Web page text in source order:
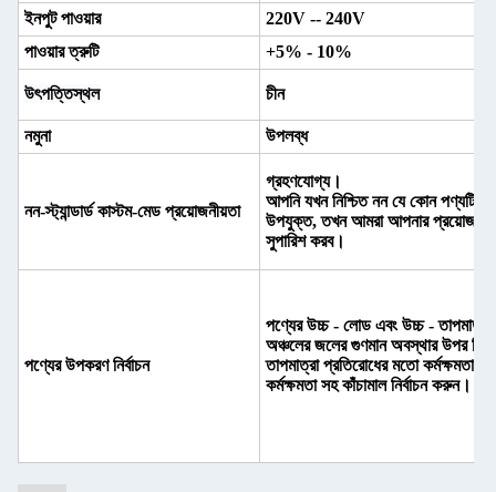
ইনপুট পাওয়ার
220V -- 240V
পাওয়ার ত্রুটি
+5% - 10%
উৎপত্তিস্থল চীন
নমুনা উপলব্ধ
নন-স্ট্যান্ডার্ড কাস্টম-মেড প্রয়োজনীয়তা
গ্রহণযোগ্য।
আপনি যখন নিশ্চিত নন যে কোন পণ্যটি
উপযুক্ত, তখন আমরা আপনার প্রয়োজন
সুপারিশ করব।
পণ্যের উপকরণ নির্বাচন
পণ্যের উচ্চ - লোড এবং উচ্চ - তাপমাত্রা
অঞ্চলের জলের গুণমান অবস্থার উপর
তাপমাত্রা প্রতিরোধের মতো কর্মক্ষমতা
কর্মক্ষমতা সহ কাঁচামাল নির্বাচন করুন।